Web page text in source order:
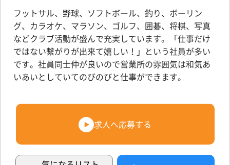
フットサル、野球、ソフトボール、釣り、ボーリン
グ、カラオケ、マラソン、ゴルフ、囲碁、将棋、写真
などクラブ活動が盛んで充実しています。「仕事だけ
ではない繋がりが出来て嬉しい！」という社員が多い
です。社員同士仲が良いので営業所の雰囲気は和気あ
いあいとしていてのびのびと仕事ができます。
求人へ応募する